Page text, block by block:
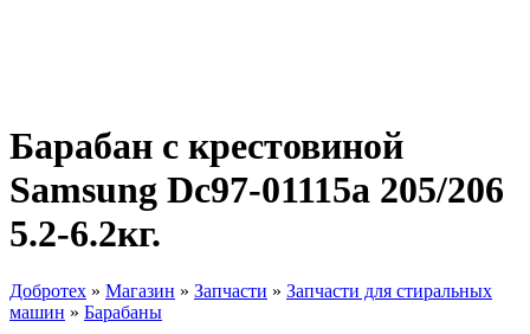
Барабан с крестовиной
Samsung Dc97-01115a 205/206
5.2-6.2кг.
Добротех » Магазин » Запчасти » Запчасти для стиральных
машин » Барабаны